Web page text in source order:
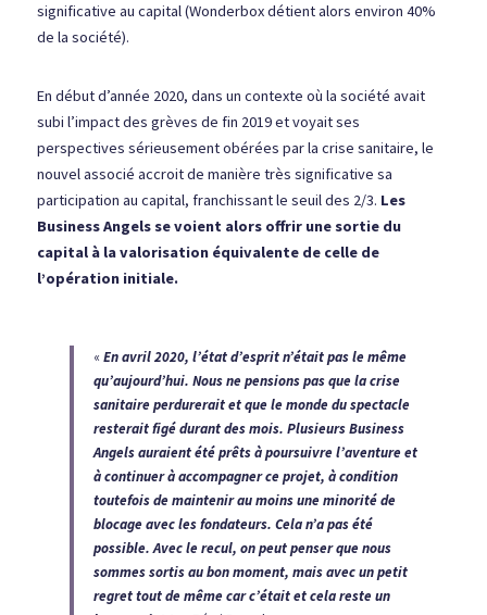
significative au capital (Wonderbox détient alors environ 40%
de la société).
En début d’année 2020, dans un contexte où la société avait
subi l’impact des grèves de fin 2019 et voyait ses
perspectives sérieusement obérées par la crise sanitaire, le
nouvel associé accroit de manière très significative sa
participation au capital, franchissant le seuil des 2/3. Les
Business Angels se voient alors offrir une sortie du
capital à la valorisation équivalente de celle de
l’opération initiale.
« En avril 2020, l’état d’esprit n’était pas le même
qu’aujourd’hui. Nous ne pensions pas que la crise
sanitaire perdurerait et que le monde du spectacle
resterait figé durant des mois. Plusieurs Business
Angels auraient été prêts à poursuivre l’aventure et
à continuer à accompagner ce projet, à condition
toutefois de maintenir au moins une minorité de
blocage avec les fondateurs. Cela n’a pas été
possible. Avec le recul, on peut penser que nous
sommes sortis au bon moment, mais avec un petit
regret tout de même car c’était et cela reste un